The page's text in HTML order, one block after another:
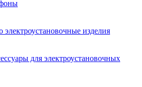
электроустановочные изделия
для электроустановочных